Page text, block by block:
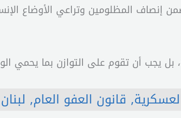
المظلومين وتراعي الأوضاع
بل يجب أن تقوم على التوازن بما يحمي
, قانون العفو العام, لبنان